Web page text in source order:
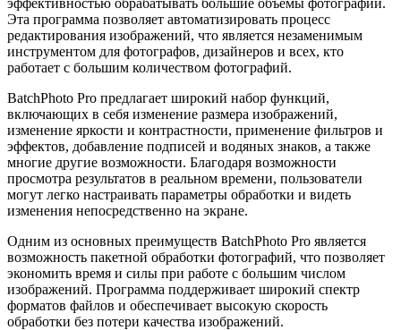
Эта программа позволяет автоматизировать процесс
редактирования изображений, что является незаменимым
инструментом для фотографов, дизайнеров и всех, кто
работает с большим количеством фотографий.
BatchPhoto Pro предлагает широкий набор функций,
включающих в себя изменение размера изображений,
изменение яркости и контрастности, применение фильтров и
эффектов, добавление подписей и водяных знаков, а также
многие другие возможности. Благодаря возможности
просмотра результатов в реальном времени, пользователи
могут легко настраивать параметры обработки и видеть
изменения непосредственно на экране.
Одним из основных преимуществ BatchPhoto Pro является
возможность пакетной обработки фотографий, что позволяет
экономить время и силы при работе с большим числом
изображений. Программа поддерживает широкий спектр
форматов файлов и обеспечивает высокую скорость
обработки без потери качества изображений.